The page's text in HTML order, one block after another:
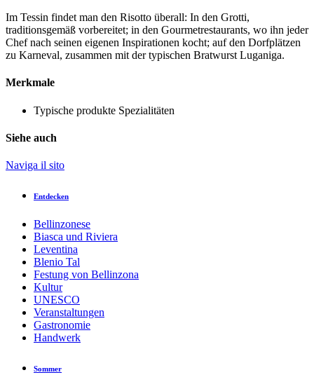
Im Tessin findet man den Risotto überall: In den Grotti,
traditionsgemäß vorbereitet; in den Gourmetrestaurants, wo ihn jeder
Chef nach seinen eigenen Inspirationen kocht; auf den Dorfplätzen
zu Karneval, zusammen mit der typischen Bratwurst Luganiga.
Merkmale
Typische produkte Spezialitäten
Siehe auch
Naviga il sito
Entdecken
Bellinzonese
Biasca und Riviera
Leventina
Blenio Tal
Festung von Bellinzona
Kultur
UNESCO
Veranstaltungen
Gastronomie
Handwerk
Sommer